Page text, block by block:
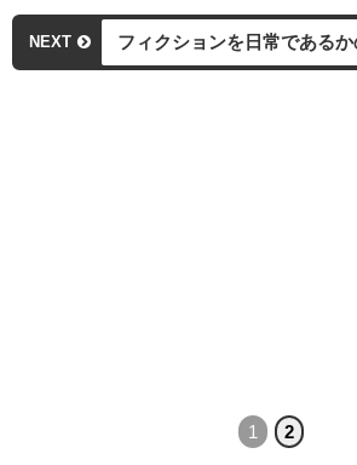
NEXT フィクションを日常である
1 2